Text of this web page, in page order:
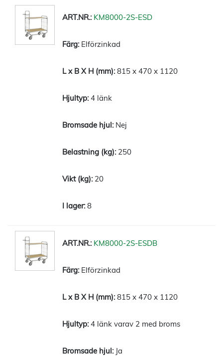
KM8000-2S-ESD
Elförzinkad
815 x 470 x 1120
4 länk
Nej
250
20
8
KM8000-2S-ESDB
Elförzinkad
815 x 470 x 1120
4 länk varav 2 med broms
Ja